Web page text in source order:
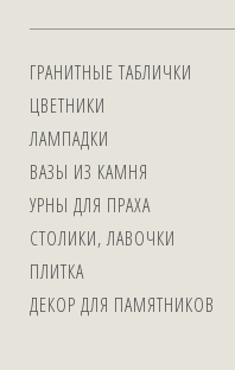
ГРАНИТНЫЕ ТАБЛИЧКИ
ЦВЕТНИКИ
ЛАМПАДКИ
ВАЗЫ ИЗ КАМНЯ
УРНЫ ДЛЯ ПРАХА
СТОЛИКИ, ЛАВОЧКИ
ПЛИТКА
ДЕКОР ДЛЯ ПАМЯТНИКОВ